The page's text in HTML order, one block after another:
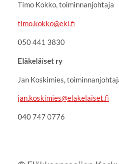
Timo Kokko, toiminnanjohtaja
timo.kokko@ekl.fi
050 441 3830
Eläkeläiset ry
Jan Koskimies,
jan.koskimies@elakelaiset.fi
040 747 0776